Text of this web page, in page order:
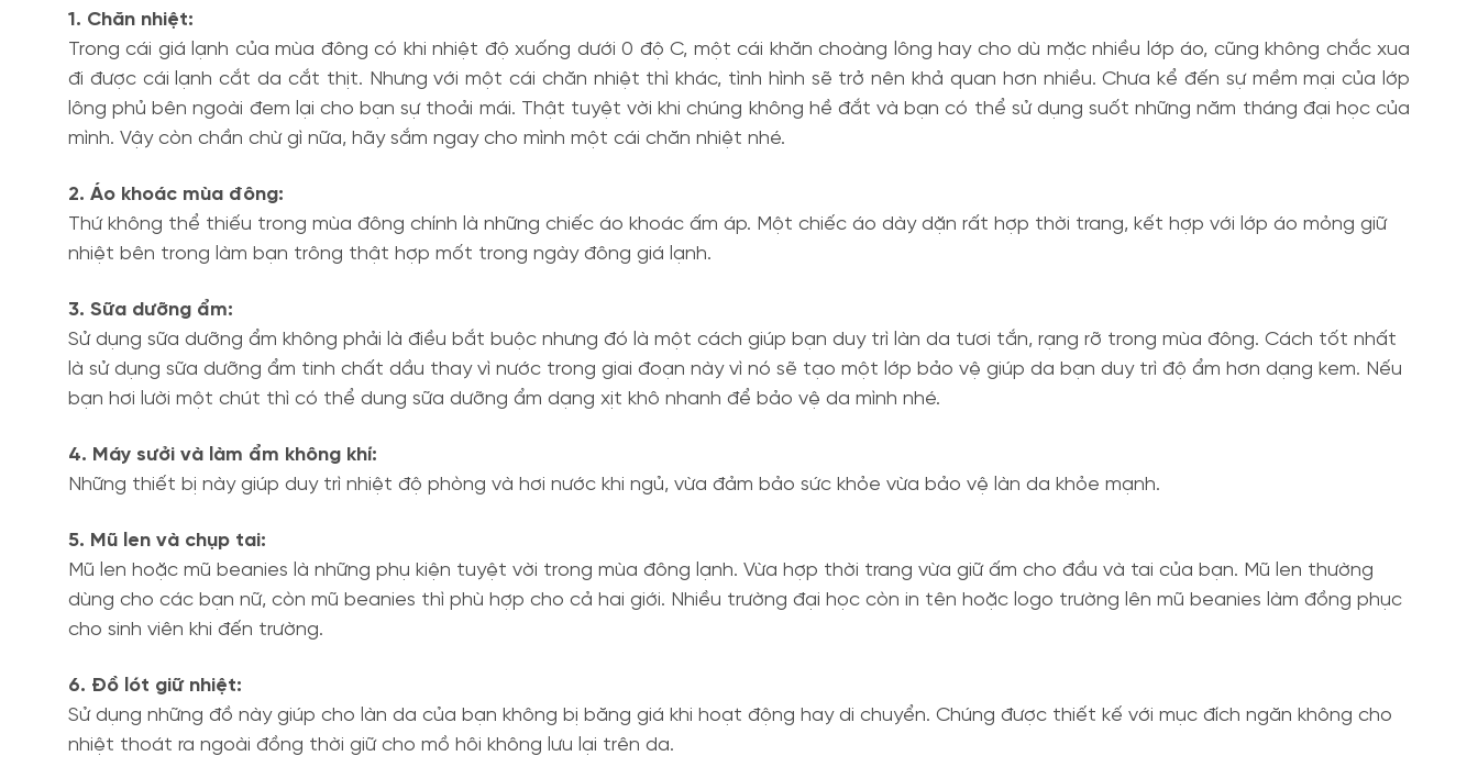
1. Chăn nhiệt:
Trong cái giá lạnh của mùa đông có khi nhiệt độ xuống dưới 0 độ C, một cái khăn choàng lông hay cho dù mặc nhiều lớp áo, cũng không chắc xua
đi được cái lạnh cắt da cắt thịt. Nhưng với một cái chăn nhiệt thì khác, tình hình sẽ trở nên khả quan hơn nhiều. Chưa kể đến sự mềm mại của lớp
lông phủ bên ngoài đem lại cho bạn sự thoải mái. Thật tuyệt vời khi chúng không hề đắt và bạn có thể sử dụng suốt những năm tháng đại học của
mình. Vậy còn chần chừ gì nữa, hãy sắm ngay cho mình một cái chăn nhiệt nhé.
2. Áo khoác mùa đông:
Thứ không thể thiếu trong mùa đông chính là những chiếc áo khoác ấm áp. Một chiếc áo dày dặn rất hợp thời trang, kết hợp với lớp áo mỏng giữ
nhiệt bên trong làm bạn trông thật hợp mốt trong ngày đông giá lạnh.
3. Sữa dưỡng ẩm:
Sử dụng sữa dưỡng ẩm không phải là điều bắt buộc nhưng đó là một cách giúp bạn duy trì làn da tươi tắn, rạng rỡ trong mùa đông. Cách tốt nhất
là sử dụng sữa dưỡng ẩm tinh chất dầu thay vì nước trong giai đoạn này vì nó sẽ tạo một lớp bảo vệ giúp da bạn duy trì độ ẩm hơn dạng kem. Nếu
bạn hơi lười một chút thì có thể dung sữa dưỡng ẩm dạng xịt khô nhanh để bảo vệ da mình nhé.
4. Máy sưởi và làm ẩm không khí:
Những thiết bị này giúp duy trì nhiệt độ phòng và hơi nước khi ngủ, vừa đảm bảo sức khỏe vừa bảo vệ làn da khỏe mạnh.
5. Mũ len và chụp tai:
Mũ len hoặc mũ beanies là những phụ kiện tuyệt vời trong mùa đông lạnh. Vừa hợp thời trang vừa giữ ấm cho đầu và tai của bạn. Mũ len thường
dùng cho các bạn nữ, còn mũ beanies thì phù hợp cho cả hai giới. Nhiều trường đại học còn in tên hoặc logo trường lên mũ beanies làm đồng phục
cho sinh viên khi đến trường.
6. Đồ lót giữ nhiệt:
Sử dụng những đồ này giúp cho làn da của bạn không bị băng giá khi hoạt động hay di chuyển. Chúng được thiết kế với mục đích ngăn không cho
nhiệt thoát ra ngoài đồng thời giữ cho mồ hôi không lưu lại trên da.